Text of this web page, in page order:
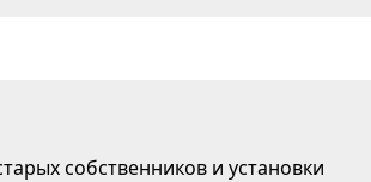
собственников и установки